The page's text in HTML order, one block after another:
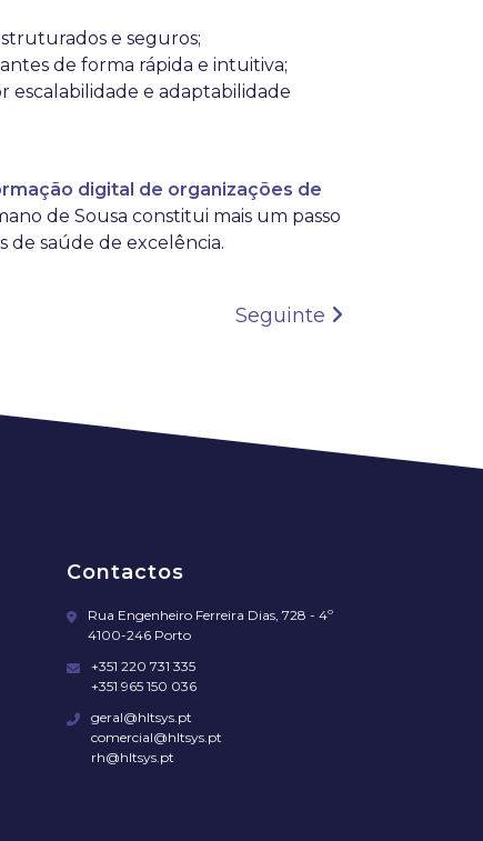
e seguros;
de forma rápida e intuitiva;
escalabilidade e adaptabilidade
digital de organizações de
de Sousa constitui mais um passo
saúde de excelência.
Seguinte
Contactos
Rua Engenheiro Ferreira Dias, 728 - 4º
4100-246 Porto
+351 220 731 335
+351 965 150 036
geral@hltsys.pt
comercial@hltsys.pt
rh@hltsys.pt